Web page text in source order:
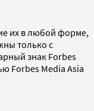
их в любой форме,
только с
знак Forbes
Forbes Media Asia